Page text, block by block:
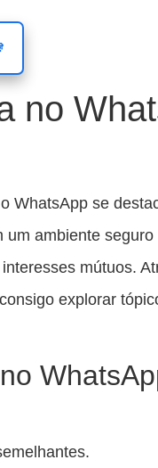
no
WhatsApp se
ambiente
mútuos.
explorar